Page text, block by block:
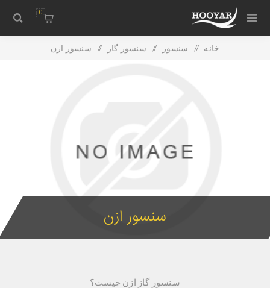
0
خانه / سنسور / سنسور گاز / سنسور ازن
سنسور ازن
سنسور گاز ازن چیست؟